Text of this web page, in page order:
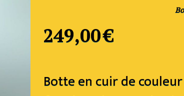
Botte en cuir de
249,00€